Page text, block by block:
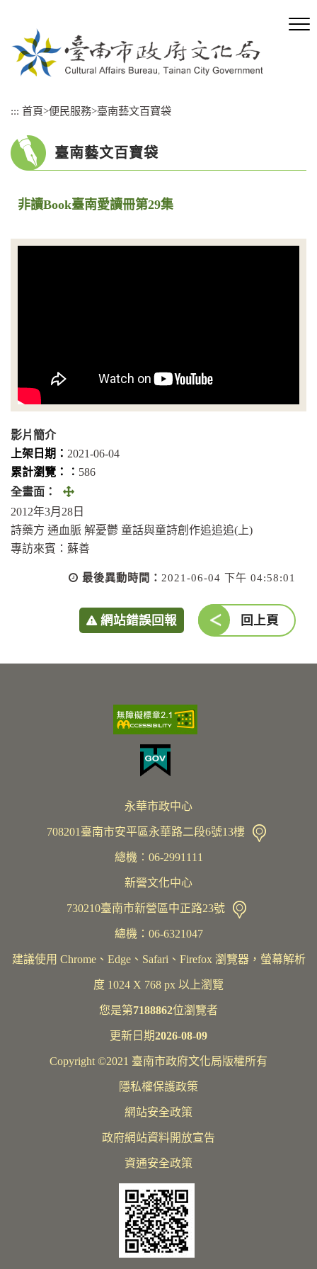
::: 首頁>便民服務>臺南藝文百寶袋
臺南藝文百寶袋
非讀Book臺南愛讀冊第29集
影片簡介
上架日期： 2021-06-04
累計瀏覽：︰ 586
全畫面：
全
畫
面
(另
視
2012年3月28日
詩藥方 通血脈 解憂鬱 童話與童詩創作追追追(上)
專訪來賓：蘇善
最後異動時間： 2021-06-04 下午 04:58:01
網站錯誤回報 回上頁
永華市政中心
708201臺南市安平區永華路二段6號13樓
總機︰06-2991111
新營文化中心
730210臺南市新營區中正路23號
總機：06-6321047
建議使用 Chrome、Edge、Safari、Firefox 瀏覽器，螢幕解析
度 1024 X 768 px 以上瀏覽
您是第7188862位瀏覽者
更新日期2026-08-09
Copyright ©2021 臺南市政府文化局版權所有
隱私權保護政策
網站安全政策
政府網站資料開放宣告
資通安全政策